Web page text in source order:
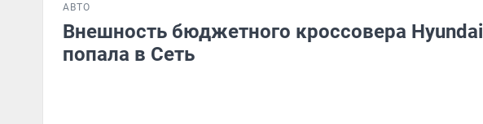
АВТО
Внешность бюджетного кроссовера Hyundai
попала в Cеть